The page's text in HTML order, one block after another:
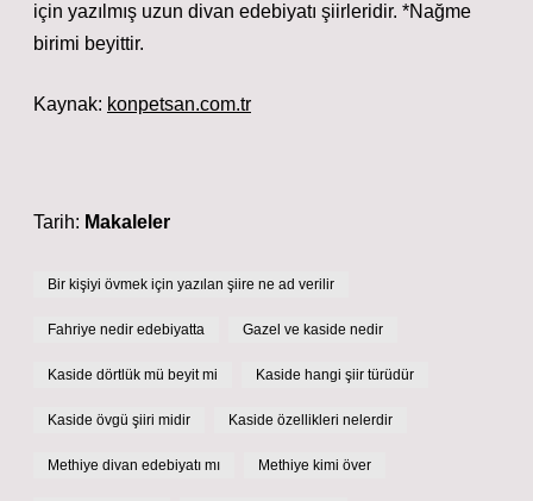
için yazılmış uzun divan edebiyatı şiirleridir. *Nağme
birimi beyittir.
Kaynak: konpetsan.com.tr
Tarih: Makaleler
Bir kişiyi övmek için yazılan şiire ne ad verilir
Fahriye nedir edebiyatta Gazel ve kaside nedir
Kaside dörtlük mü beyit mi Kaside hangi şiir türüdür
Kaside övgü şiiri midir Kaside özellikleri nelerdir
Methiye divan edebiyatı mı Methiye kimi över